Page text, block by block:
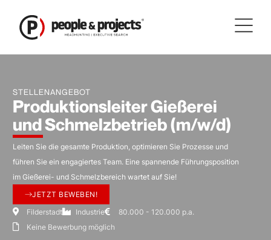
Inhalt
springen
STELLENANGEBOT
Produktionsleiter Gießerei
und Schmelzbetrieb (m/w/d)
Leiten Sie die gesamte Produktion, optimieren Sie Prozesse und
führen Sie ein engagiertes Team. Eine spannende Führungsposition
im Gießerei- und Schmelzbereich wartet auf Sie!
JETZT BEWEBEN!
Filderstadt
Industrie
80.000 - 120.000 p.a.
Keine Bewerbung möglich